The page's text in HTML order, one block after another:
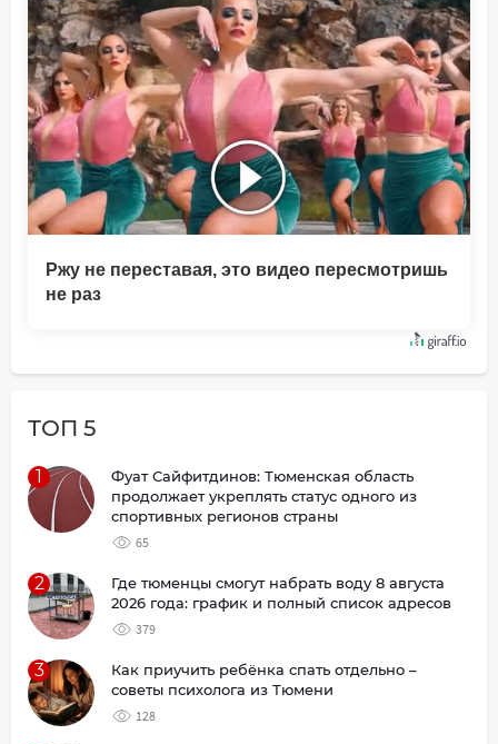
Ржу не переставая, это видео пересмотришь
не раз
ТОП 5
1
Фуат Сайфитдинов: Тюменская область
продолжает укреплять статус одного из
спортивных регионов страны
65
2
Где тюменцы смогут набрать воду 8 августа
2026 года: график и полный список адресов
379
3
Как приучить ребёнка спать отдельно –
советы психолога из Тюмени
128